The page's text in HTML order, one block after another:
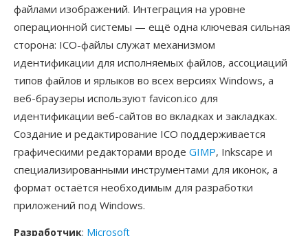
файлами изображений. Интеграция на уровне
операционной системы — ещё одна ключевая сильная
сторона: ICO-файлы служат механизмом
идентификации для исполняемых файлов, ассоциаций
типов файлов и ярлыков во всех версиях Windows, а
веб-браузеры используют favicon.ico для
идентификации веб-сайтов во вкладках и закладках.
Создание и редактирование ICO поддерживается
графическими редакторами вроде GIMP, Inkscape и
специализированными инструментами для иконок, а
формат остаётся необходимым для разработки
приложений под Windows.
Разработчик: Microsoft